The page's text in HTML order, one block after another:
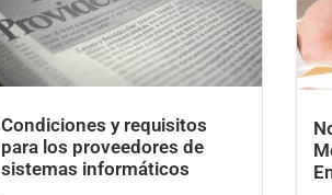
Condiciones y requisitos
para los proveedores de
sistemas informáticos